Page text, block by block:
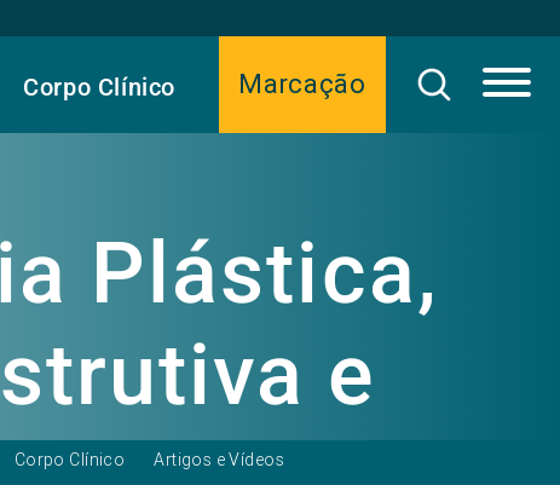
Marcação
Corpo Clínico
Plástica,
e
Corpo Clínico Artigos e Vídeos